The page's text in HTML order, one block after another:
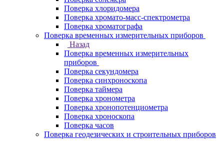
Поверка хлоридомера
Поверка хромато-масс-спектрометра
Поверка хроматографа
Поверка временных измерительных приборов
Назад
Поверка временных измерительных
приборов
Поверка секундомера
Поверка синхроноскопа
Поверка таймера
Поверка хронометра
Поверка хронопотенциометра
Поверка хроноскопа
Поверка часов
Поверка геодезических и строительных приборов